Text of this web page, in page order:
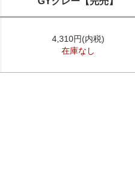
4,310円(内税)
在庫なし